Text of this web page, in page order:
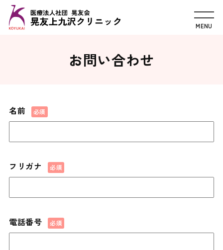
お問い合わせ
名前
フリガナ
電話番号